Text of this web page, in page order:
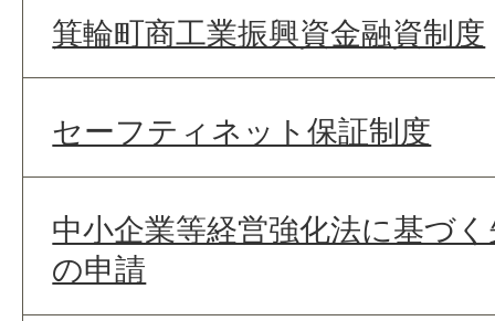
箕輪町商工業振興資金融資制度
セーフティネット保証制度
中小企業等経営強化法に基づ
の申請